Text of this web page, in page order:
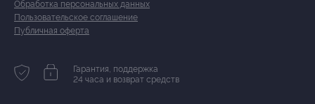
Обработка персональных данных
Пользовательское соглашение
Публичная оферта
Гарантия, поддержка
24 часа и возврат средств